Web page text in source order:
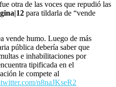
fue otra de las voces que repudió las
para tildarla de “vende
vende humo. Luego de más
pública debería saber que
e inhabilitaciones por
tipificada en el
le compete al
n8naJKseR2